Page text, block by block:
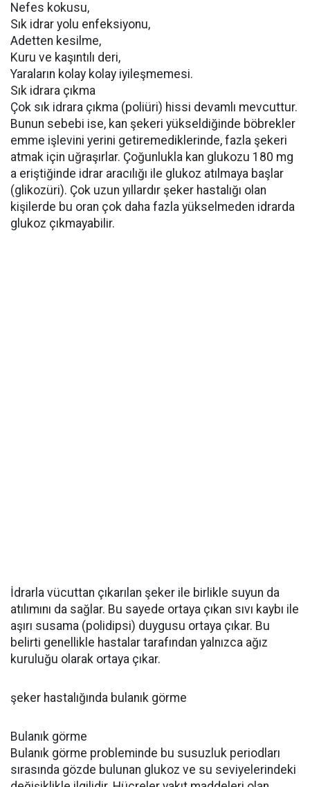
Nefes kokusu,
Sık idrar yolu enfeksiyonu,
Adetten kesilme,
Kuru ve kaşıntılı deri,
Yaraların kolay kolay iyileşmemesi.
Sık idrara çıkma
Çok sık idrara çıkma (poliüri) hissi devamlı mevcuttur.
Bunun sebebi ise, kan şekeri yükseldiğinde böbrekler
emme işlevini yerini getiremediklerinde, fazla şekeri
atmak için uğraşırlar. Çoğunlukla kan glukozu 180 mg
a eriştiğinde idrar aracılığı ile glukoz atılmaya başlar
(glikozüri). Çok uzun yıllardır şeker hastalığı olan
kişilerde bu oran çok daha fazla yükselmeden idrarda
glukoz çıkmayabilir.
İdrarla vücuttan çıkarılan şeker ile birlikle suyun da
atılımını da sağlar. Bu sayede ortaya çıkan sıvı kaybı ile
aşırı susama (polidipsi) duygusu ortaya çıkar. Bu
belirti genellikle hastalar tarafından yalnızca ağız
kuruluğu olarak ortaya çıkar.
şeker hastalığında bulanık görme
Bulanık görme
Bulanık görme probleminde bu susuzluk periodları
sırasında gözde bulunan glukoz ve su seviyelerindeki